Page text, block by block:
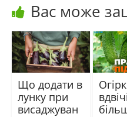
Вас може
Що додати в
лунку при
висаджуван
вдвічі